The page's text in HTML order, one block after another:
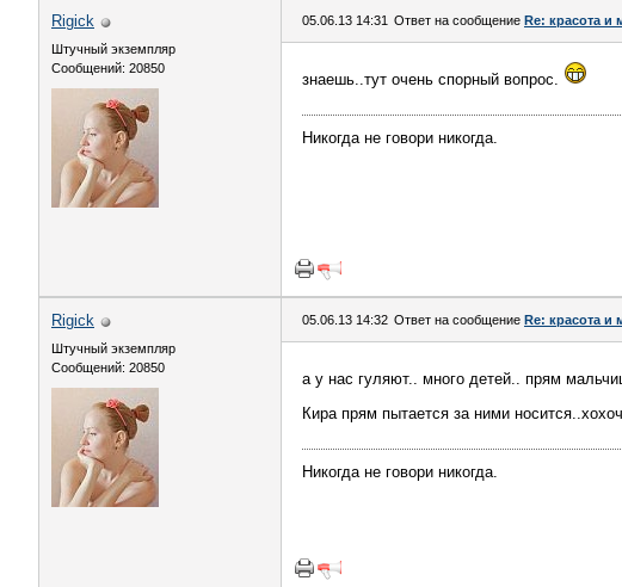
Rigick
Штучный экземпляр
Сообщений: 20850
05.06.13 14:31 Ответ на сообщение Re: красота и
знаешь..тут очень спорный вопрос.
Никогда не говори никогда.
Rigick
Штучный экземпляр
Сообщений: 20850
05.06.13 14:32 Ответ на сообщение Re: красота и
а у нас гуляют.. много детей.. прям
Кира прям пытается за ними
Никогда не говори никогда.